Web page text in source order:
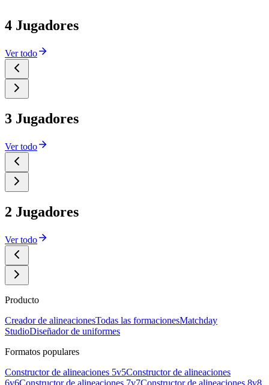
4 Jugadores
Ver todo
3 Jugadores
Ver todo
2 Jugadores
Ver todo
Producto
Creador de alineacionesTodas las formacionesMatchday
StudioDiseñador de uniformes
Formatos populares
Constructor de alineaciones 5v5Constructor de alineaciones
6v6Constructor de alineaciones 7v7Constructor de alineaciones 8v8